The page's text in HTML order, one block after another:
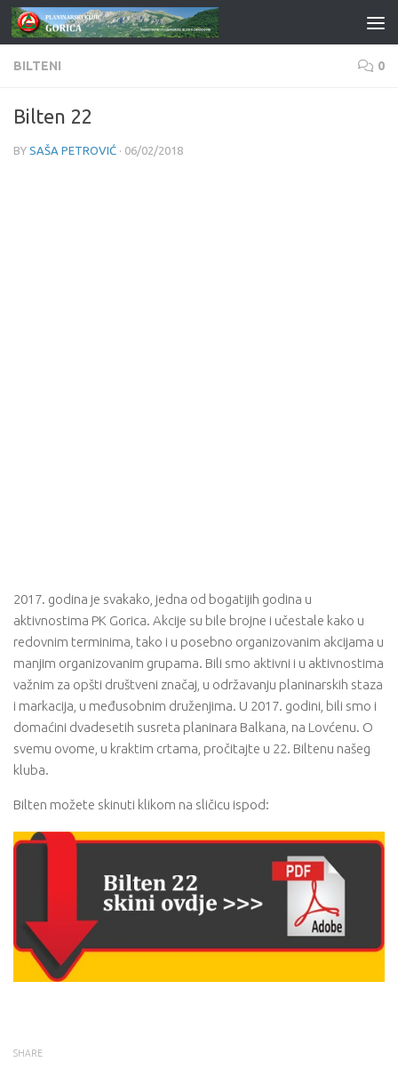
Skip to content
BILTENI 0
Bilten 22
BY SAŠA PETROVIĆ · 06/02/2018
2017. godina je svakako, jedna od bogatijih godina u
aktivnostima PK Gorica. Akcije su bile brojne i učestale kako u
redovnim terminima, tako i u posebno organizovanim akcijama u
manjim organizovanim grupama. Bili smo aktivni i u aktivnostima
važnim za opšti društveni značaj, u održavanju planinarskih staza
i markacija, u međusobnim druženjima. U 2017. godini, bili smo i
domaćini dvadesetih susreta planinara Balkana, na Lovćenu. O
svemu ovome, u kraktim crtama, pročitajte u 22. Biltenu našeg
kluba.
Bilten možete skinuti klikom na sličicu ispod:
SHARE